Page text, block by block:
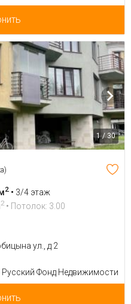
1 / 30
2 • 3/4 этаж
2 • Потолок: 3.00
ул., д 2
Русский Фонд Недвижимости